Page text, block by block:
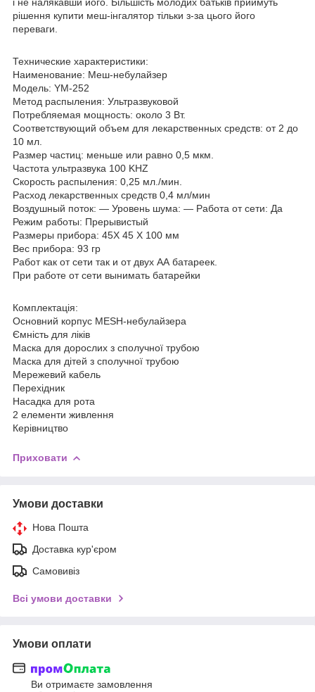
рішення купити меш-інгалятор тільки з-за цього його
переваги.
Технические характеристики:
Наименование: Меш-небулайзер
Модель: YM-252
Метод распыления: Ультразвуковой
Потребляемая мощность: около 3 Вт.
Соответствующий объем для лекарственных средств: от 2 до
10 мл.
Размер частиц: меньше или равно 0,5 мкм.
Частота ультразвука 100 KHZ
Скорость распыления: 0,25 мл./мин.
Расход лекарственных средств 0,4 мл/мин
Воздушный поток: — Уровень шума: — Работа от сети: Да
Режим работы: Прерывистый
Размеры прибора: 45X 45 X 100 мм
Вес прибора: 93 гр
Работ как от сети так и от двух АА батареек.
При работе от сети вынимать батарейки
Комплектація:
Основний корпус MESH-небулайзера
Ємність для ліків
Маска для дорослих з сполучної трубою
Маска для дітей з сполучної трубою
Мережевий кабель
Перехідник
Насадка для рота
2 елементи живлення
Керівництво
Приховати
Умови доставки
Нова Пошта
Доставка кур'єром
Самовивіз
Всі умови доставки
Умови оплати
Ви отримаєте замовлення